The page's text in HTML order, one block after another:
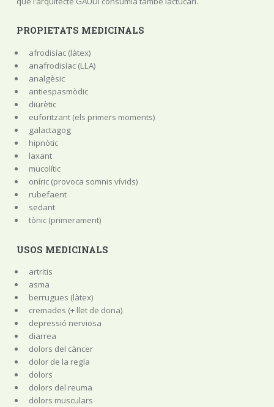
PROPIETATS MEDICINALS
afrodisíac (làtex)
anafrodisíac (LLA)
analgèsic
antiespasmòdic
diürètic
euforitzant (els primers moments)
galactagog
hipnòtic
laxant
mucolític
oníric (provoca somnis vívids)
rubefaent
sedant
tònic (primerament)
USOS MEDICINALS
artritis
asma
berrugues (làtex)
cremades (+ llet de dona)
depressió nerviosa
diarrea
dolors del càncer
dolor de la regla
dolors
dolors del reuma
dolors musculars